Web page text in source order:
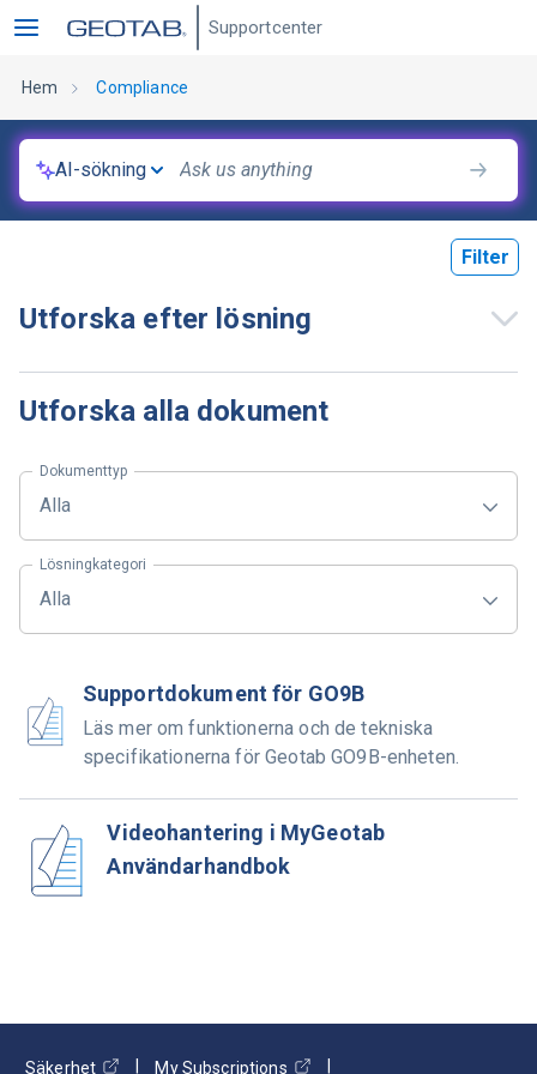
Supportcenter
Hem Compliance
AI-sökning
Filter
Utforska efter lösning
Utforska alla dokument
Dokumenttyp
Alla
Lösningkategori
Alla
Supportdokument för GO9B
Läs mer om funktionerna och de tekniska
specifikationerna för Geotab GO9B-enheten.
Videohantering i MyGeotab
Användarhandbok
Säkerhet My Subscriptions